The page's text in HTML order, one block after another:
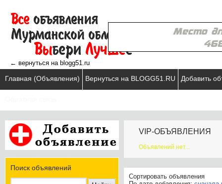
← вернуться на blogg51.ru
Главная (Объявления) Вернуться на BLOGG51.RU Добавить
VIP-ОБЪЯВЛЕНИЯ
Объявлений нет...
Сортировать объявления
Поиск объявлений